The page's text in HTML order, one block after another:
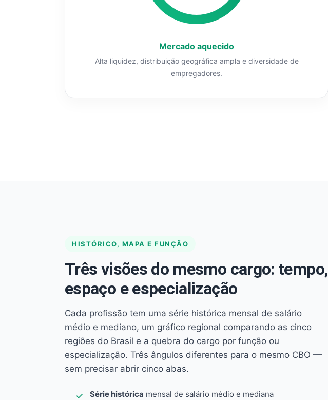
Mercado aquecido
Alta liquidez, distribuição geográfica ampla e diversidade de
empregadores.
HISTÓRICO, MAPA E FUNÇÃO
Três visões do mesmo cargo: tempo,
espaço e especialização
Cada profissão tem uma série histórica mensal de salário
médio e mediano, um gráfico regional comparando as cinco
regiões do Brasil e a quebra do cargo por função ou
especialização. Três ângulos diferentes para o mesmo CBO —
sem precisar abrir cinco abas.
Série histórica mensal de salário médio e mediana